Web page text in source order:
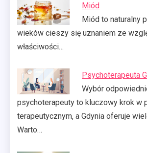
Miód
Miód to naturalny
wieków cieszy się uznaniem ze
właściwości…
Psychoterapeuta
Wybór
psychoterapeuty to kluczowy krok w
terapeutycznym, a Gdynia oferuje
Warto…